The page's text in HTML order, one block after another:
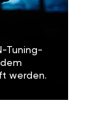
Tuning-
werden.